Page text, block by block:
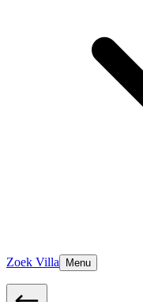
Zoek Villa Menu